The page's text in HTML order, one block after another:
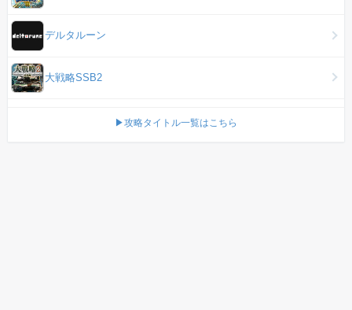
デルタルーン
大戦略SSB2
▶攻略タイトル一覧はこちら